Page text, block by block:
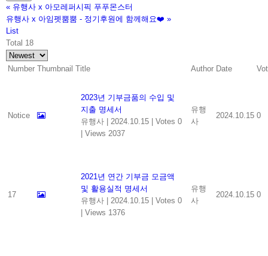
« 유행사 x 아모레퍼시픽 푸푸몬스터
유행사 x 아임펫뿜뿜 - 정기후원에 함께해요❤️ »
List
Total 18
Number Thumbnail Title Author Date
Notice
2023년 기부금품의 수입 및
지출 명세서
유행사
2024.10.15
Votes 0
Views 2037
유행
사
2024.10.15 0
17
2021년 연간 기부금 모금액
및 활용실적 명세서
유행사
2024.10.15
Votes 0
Views 1376
유행
사
2024.10.15 0